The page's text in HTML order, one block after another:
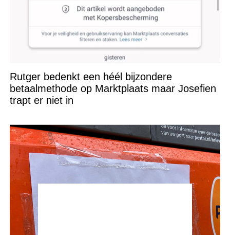
Rutger bedenkt een héél bijzondere
betaalmethode op Marktplaats maar Josefien
trapt er niet in